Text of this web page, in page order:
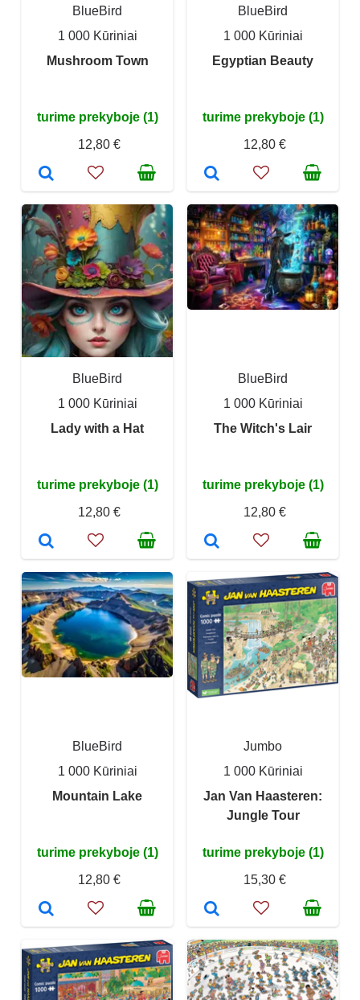
BlueBird
1 000 Kūriniai
Mushroom Town
turime prekyboje (1)
12,80 €
BlueBird
1 000 Kūriniai
Egyptian Beauty
turime prekyboje (1)
12,80 €
BlueBird
1 000 Kūriniai
Lady with a Hat
turime prekyboje (1)
12,80 €
BlueBird
1 000 Kūriniai
The Witch's Lair
turime prekyboje (1)
12,80 €
BlueBird
1 000 Kūriniai
Mountain Lake
turime prekyboje (1)
12,80 €
Jumbo
1 000 Kūriniai
Jan Van Haasteren:
Jungle Tour
turime prekyboje (1)
15,30 €